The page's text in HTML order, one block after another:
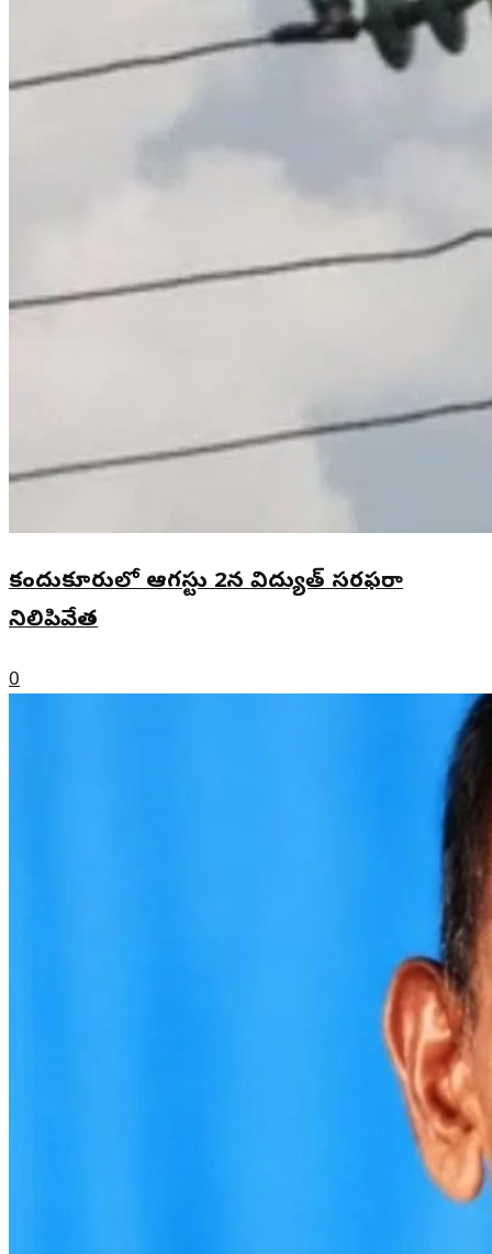
కందుకూరులో ఆగస్టు 2న విద్యుత్ సరఫరా
నిలిపివేత
0